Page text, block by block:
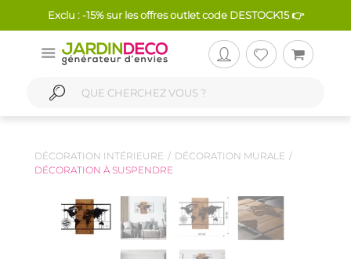
Exclu : -15% sur les offres outlet code DESTOCK15 👉
DÉCORATION INTÉRIEURE
DÉCORATION MURALE
DÉCORATION À SUSPENDRE